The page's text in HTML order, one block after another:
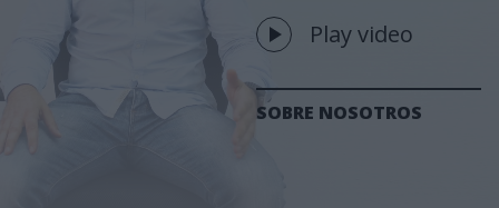
Play video
SOBRE NOSOTROS